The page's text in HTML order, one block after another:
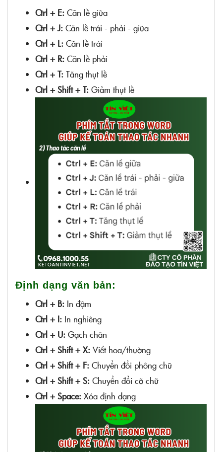
Ctrl + E: Căn lề giữa
Ctrl + J: Căn lề trái - phải - giữa
Ctrl + L: Căn lề trái
Ctrl + R: Căn lề phải
Ctrl + T: Tăng thụt lề
Ctrl + Shift + T: Giảm thụt lề
Định dạng văn bản:
Ctrl + B: In đậm
Ctrl + I: In nghiêng
Ctrl + U: Gạch chân
Ctrl + Shift + X: Viết hoa/thường
Ctrl + Shift + F: Chuyển đổi phông chữ
Ctrl + Shift + S: Chuyển đổi cỡ chữ
Ctrl + Space: Xóa định dạng